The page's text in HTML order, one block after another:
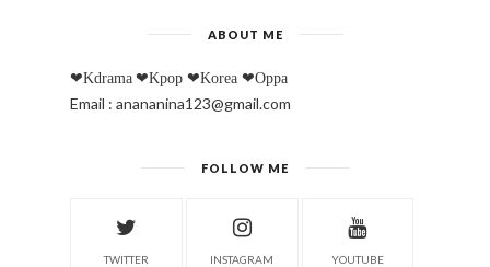
ABOUT ME
❤Kdrama ❤Kpop ❤Korea ❤Oppa
Email : anananina123@gmail.com
FOLLOW ME
TWITTER INSTAGRAM YOUTUBE